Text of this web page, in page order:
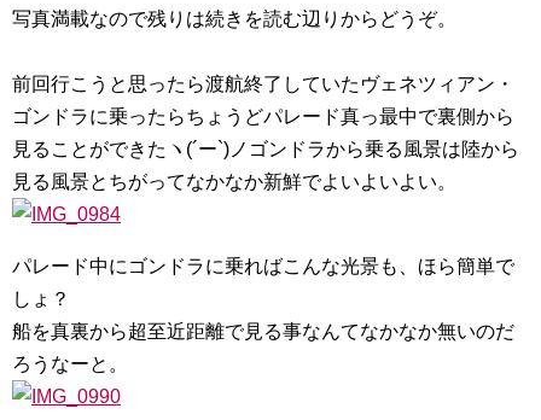
写真満載なので残りは続きを読む辺りからどうぞ。
前回行こうと思ったら渡航終了していたヴェネツィアン・
ゴンドラに乗ったらちょうどパレード真っ最中で裏側から
見ることができたヽ(´ー`)ノゴンドラから乗る風景は陸から
見る風景とちがってなかなか新鮮でよいよいよい。
パレード中にゴンドラに乗ればこんな光景も、ほら簡単で
しょ？
船を真裏から超至近距離で見る事なんてなかなか無いのだ
ろうなーと。